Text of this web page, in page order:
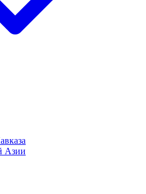
Азии